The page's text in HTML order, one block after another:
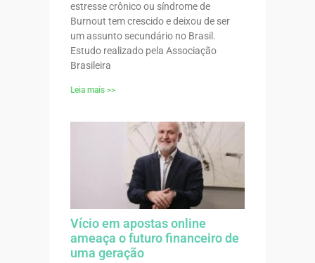
estresse crônico ou síndrome de
Burnout tem crescido e deixou de ser
um assunto secundário no Brasil.
Estudo realizado pela Associação
Brasileira
Leia mais >>
Vício em apostas online
ameaça o futuro financeiro de
uma geração